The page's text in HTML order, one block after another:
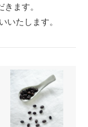
ます。
いたします。